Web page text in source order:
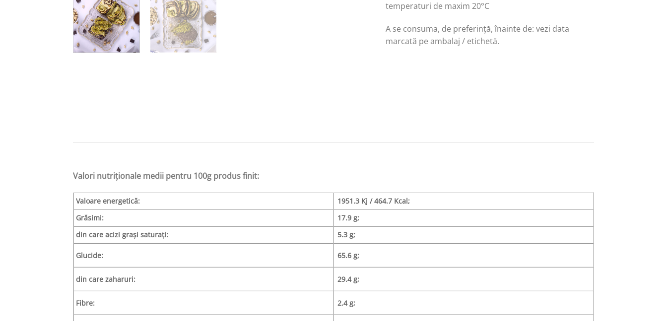
temperaturi de maxim 20°C
A se consuma, de preferință, înainte de: vezi data
marcată pe ambalaj / etichetă.
Valori nutriționale medii pentru 100g produs finit:
Valoare energetică:
1951.3 Kj / 464.7 Kcal;
Grăsimi:
17.9 g;
din care acizi grași saturați: 5.3 g;
Glucide: 65.6 g;
din care zaharuri: 29.4 g;
Fibre: 2.4 g;